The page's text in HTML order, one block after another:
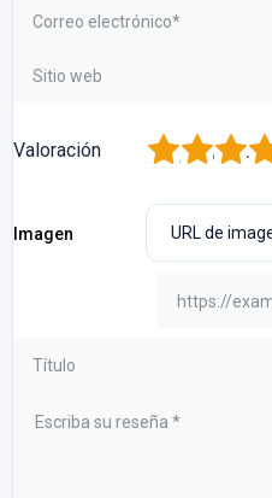
Valoración 4
3
2
Imagen